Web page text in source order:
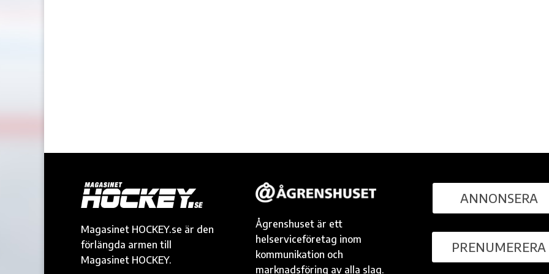
Magasinet HOCKEY.se är den
förlängda armen till
Magasinet HOCKEY.
Ågrenshuset är ett
helserviceföretag inom
kommunikation och
marknadsföring av alla slag.
ANNONSERA
PRENUMERERA